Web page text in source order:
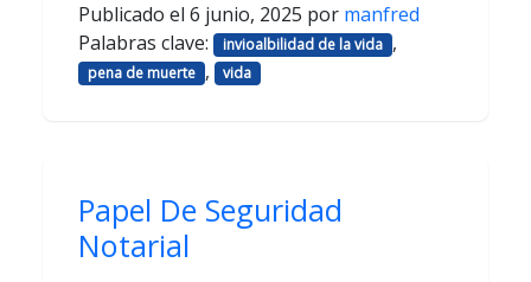
Publicado el 6 junio, 2025 por manfred
Palabras clave:
invioalbilidad de la vida ,
pena de muerte , vida
Papel De Seguridad
Notarial